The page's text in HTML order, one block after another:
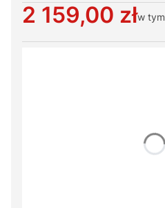
Cena
2 159,00 złw tym